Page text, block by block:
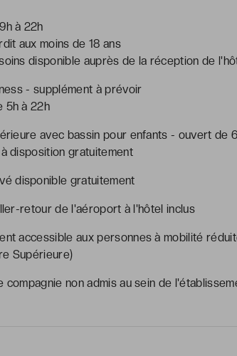
à 22h
aux moins de 18 ans
disponible auprès de la réception de
- supplément à prévoir
5h à 22h
avec bassin pour enfants - ouvert de
disposition gratuitement
disponible gratuitement
retour de l'aéroport à l'hôtel inclus
accessible aux personnes à mobilité
Supérieure)
compagnie non admis au sein de